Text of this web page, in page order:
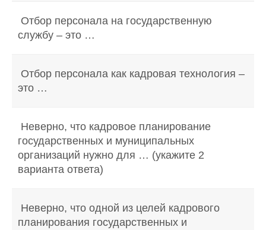
Отбор персонала на государственную
службу – это …
Отбор персонала как кадровая технология –
это …
Неверно, что кадровое планирование
государственных и муниципальных
организаций нужно для … (укажите 2
варианта ответа)
Неверно, что одной из целей кадрового
планирования государственных и